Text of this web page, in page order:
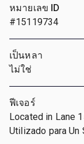
หมายเลข ID
#15119734
เป็นหลา
ไม่ใช่
ฟีเจอร์
Located in Lane
Utilizado para Un